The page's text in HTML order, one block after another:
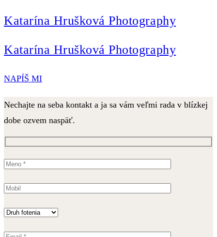
Katarína Hrušková Photography
Katarína Hrušková Photography
NAPÍŠ MI
Nechajte na seba kontakt a ja sa vám veľmi rada v blízkej
dobe ozvem naspäť.